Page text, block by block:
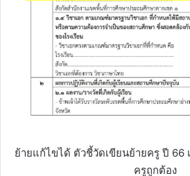
ย้ายแก้ไขได้ ตัวชี้วัดเขียนย้ายครู ปี 66
ครูถูกต้อง